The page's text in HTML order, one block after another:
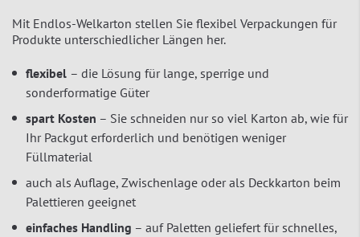
Mit Endlos-Welkarton stellen Sie flexibel Verpackungen für
Produkte unterschiedlicher Längen her.
flexibel – die Lösung für lange, sperrige und
sonderformatige Güter
spart Kosten – Sie schneiden nur so viel Karton ab, wie für
Ihr Packgut erforderlich und benötigen weniger
Füllmaterial
auch als Auflage, Zwischenlage oder als Deckkarton beim
Palettieren geeignet
einfaches Handling – auf Paletten geliefert für schnelles,